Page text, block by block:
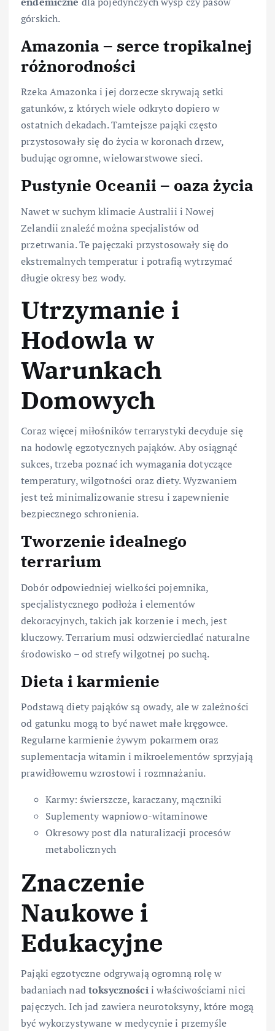
górskich.
Amazonia – serce tropikalnej
różnorodności
Rzeka Amazonka i jej dorzecze skrywają setki
gatunków, z których wiele odkryto dopiero w
ostatnich dekadach. Tamtejsze pająki często
przystosowały się do życia w koronach drzew,
budując ogromne, wielowarstwowe sieci.
Pustynie Oceanii – oaza życia
Nawet w suchym klimacie Australii i Nowej
Zelandii znaleźć można specjalistów od
przetrwania. Te pajęczaki przystosowały się do
ekstremalnych temperatur i potrafią wytrzymać
długie okresy bez wody.
Utrzymanie i
Hodowla w
Warunkach
Domowych
Coraz więcej miłośników terrarystyki decyduje się
na hodowlę egzotycznych pająków. Aby osiągnąć
sukces, trzeba poznać ich wymagania dotyczące
temperatury, wilgotności oraz diety. Wyzwaniem
jest też minimalizowanie stresu i zapewnienie
bezpiecznego schronienia.
Tworzenie idealnego
terrarium
Dobór odpowiedniej wielkości pojemnika,
specjalistycznego podłoża i elementów
dekoracyjnych, takich jak korzenie i mech, jest
kluczowy. Terrarium musi odzwierciedlać naturalne
środowisko – od strefy wilgotnej po suchą.
Dieta i karmienie
Podstawą diety pająków są owady, ale w zależności
od gatunku mogą to być nawet małe kręgowce.
Regularne karmienie żywym pokarmem oraz
suplementacja witamin i mikroelementów sprzyjają
prawidłowemu wzrostowi i rozmnażaniu.
Karmy: świerszcze, karaczany, mączniki
Suplementy wapniowo-witaminowe
Okresowy post dla naturalizacji procesów
metabolicznych
Znaczenie
Naukowe i
Edukacyjne
Pająki egzotyczne odgrywają ogromną rolę w
badaniach nadtoksycznościi właściwościami nici
pajęczych. Ich jad zawiera neurotoksyny, które mogą
być wykorzystywane w medycynie i przemyśle